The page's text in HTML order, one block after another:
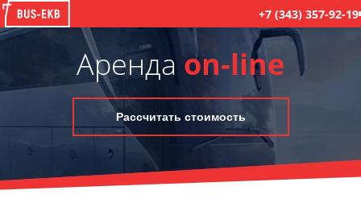
+7 (343) 357-92-19
Аренда on-line
Рассчитать стоимость